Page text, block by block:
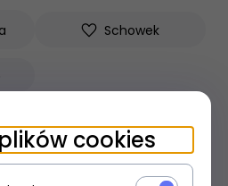
Schowek
cookies